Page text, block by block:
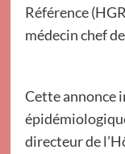
Référence
médecin chef
Cette annonce
directeur de